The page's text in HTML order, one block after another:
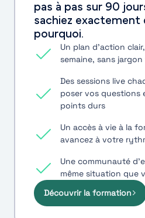
pas à pas sur 90
sachiez exactement
pourquoi.
Un plan d'action
semaine, sans
Des sessions live
poser vos questions
points durs
Un accès à vie à la
avancez à votre
Une communauté
même situation que
Découvrir la formation